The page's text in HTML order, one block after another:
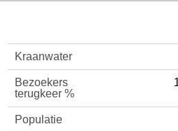
Kraanwater
Bezoekers
terugkeer %
Populatie